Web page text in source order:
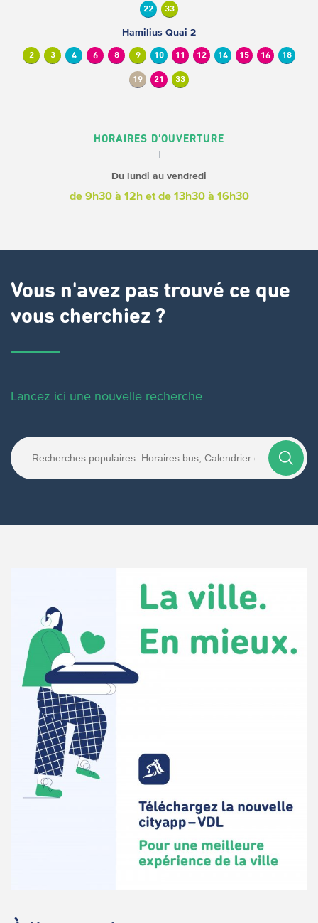
22 33
Hamilius Quai 2
2 3 4 6 8 9 10 11 12 14 15 16 18
19 21 33
HORAIRES D'OUVERTURE
Du lundi au vendredi
de 9h30 à 12het de 13h30 à 16h30
Vous n'avez pas trouvé ce que
vous cherchiez ?
Lancez ici une nouvelle recherche